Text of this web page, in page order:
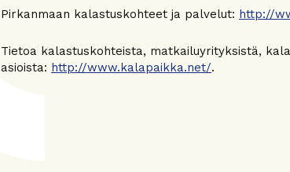
Pirkanmaan kalastuskohteet ja palvelut: http://
Tietoa kalastuskohteista, matkailuyrityksistä,
asioista: http://www.kalapaikka.net/.